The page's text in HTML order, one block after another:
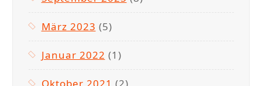
März 2023 (5)
Januar 2022 (1)